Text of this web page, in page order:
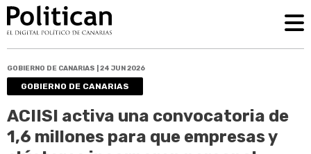
GOBIERNO DE CANARIAS | 24 JUN 2026
GOBIERNO DE CANARIAS
ACIISI activa una convocatoria de
1,6 millones para que empresas y